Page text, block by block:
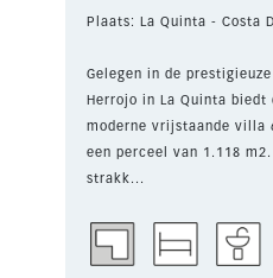
Plaats: La Quinta - Costa
Gelegen in de
Herrojo in La Quinta biedt
moderne vrijstaande villa
een perceel van 1.118
strakk...